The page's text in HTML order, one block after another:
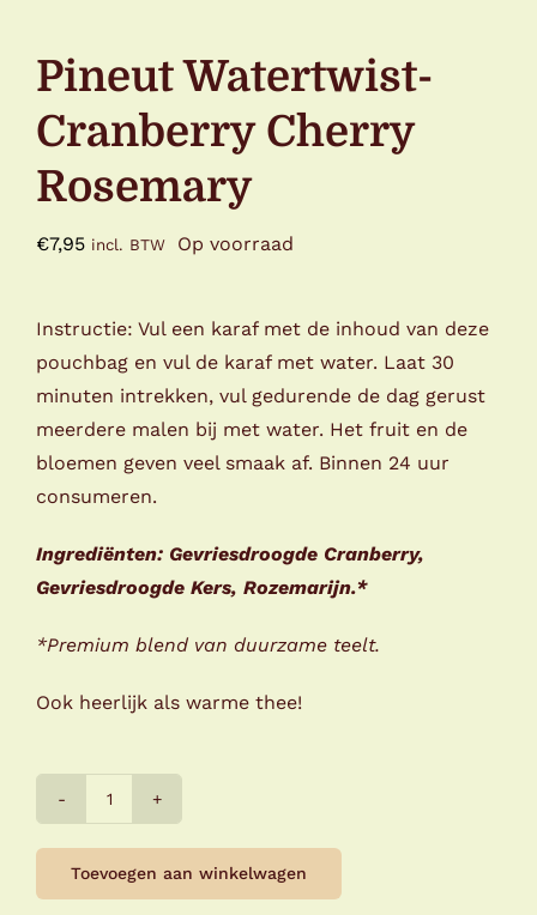
Pineut Watertwist-
Cranberry Cherry
Rosemary
€7,95 incl. BTW Op voorraad
Instructie: Vul een karaf met de inhoud van deze
pouchbag en vul de karaf met water. Laat 30
minuten intrekken, vul gedurende de dag gerust
meerdere malen bij met water. Het fruit en de
bloemen geven veel smaak af. Binnen 24 uur
consumeren.
Ingrediënten: Gevriesdroogde Cranberry,
Gevriesdroogde Kers, Rozemarijn.*
*Premium blend van duurzame teelt.
Ook heerlijk als warme thee!
Watertwist-
Cranberry
Toevoegen aan winkelwagen